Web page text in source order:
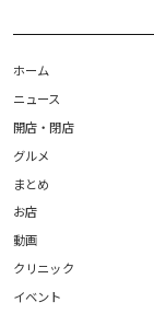
ホーム
ニュース
開店・閉店
グルメ
まとめ
お店
動画
クリニック
イベント